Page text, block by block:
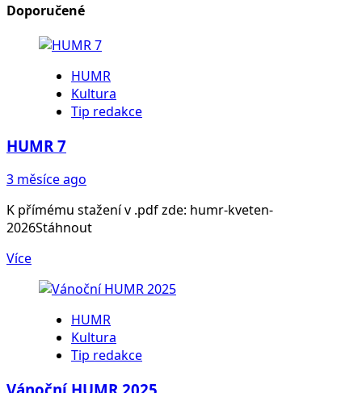
Doporučené
HUMR
Kultura
Tip redakce
HUMR 7
3 měsíce ago
K přímému stažení v .pdf zde: humr-kveten-
2026Stáhnout
Více
HUMR
Kultura
Tip redakce